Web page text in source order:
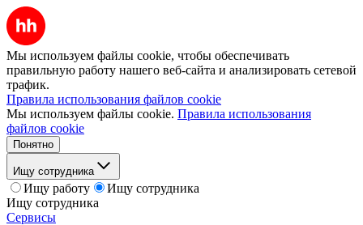
Мы используем файлы cookie, чтобы обеспечивать
правильную работу нашего веб-сайта и анализировать сетевой
трафик.
Правила использования файлов cookie
Мы используем файлы cookie. Правила использования
файлов cookie
Понятно
Ищу сотрудника
Ищу работу
Ищу сотрудника
Ищу сотрудника
Сервисы